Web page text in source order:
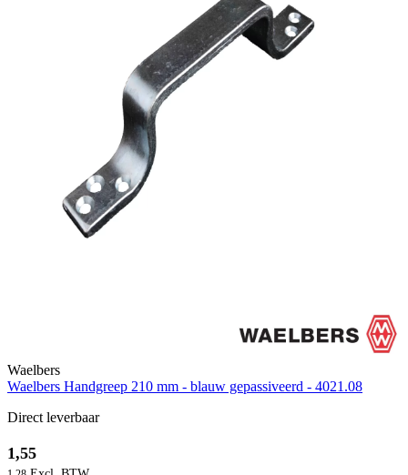
Waelbers
Waelbers Handgreep 210 mm - blauw gepassiveerd - 4021.08
Direct leverbaar
1,55